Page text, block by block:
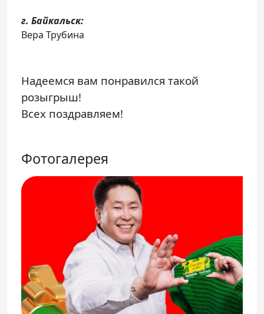
г. Байкальск:
Вера Трубина
Надеемся вам понравился такой
розыгрыш!
Всех поздравляем!
Фотогалерея